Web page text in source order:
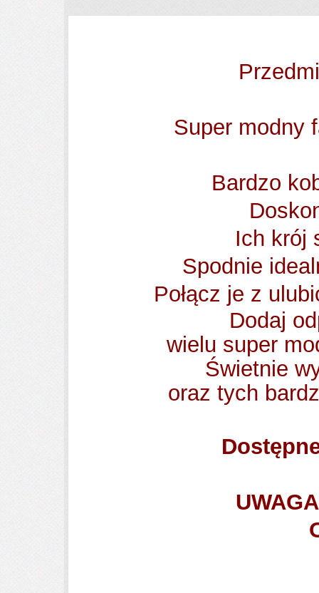
Super modny
Bardzo
Ich krój
Spodnie
Połącz je z
Dodaj
wielu super
Świetnie
oraz tych